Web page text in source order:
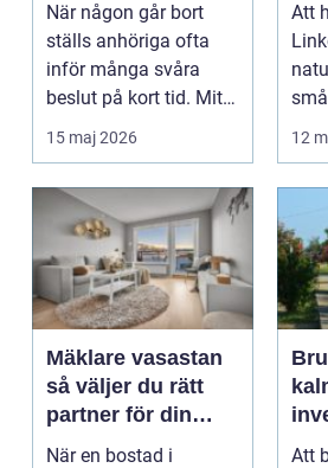
När någon går bort
ställs anhöriga ofta
inför många svåra
beslut på kort tid. Mitt i
sorgen behöver ...
15 maj 2026
för
Att
12
Mäklare vasastan
så väljer du rätt
partner för din
bostadsaffär
När en bostad i
kalmar
Att